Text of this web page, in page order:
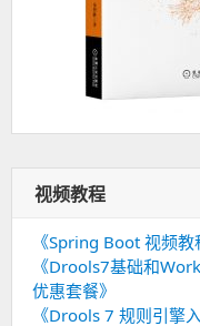
视频教程
《Spring Boot 视频教
《Drools7基础和
优惠套餐》
《Drools 7 规则引擎